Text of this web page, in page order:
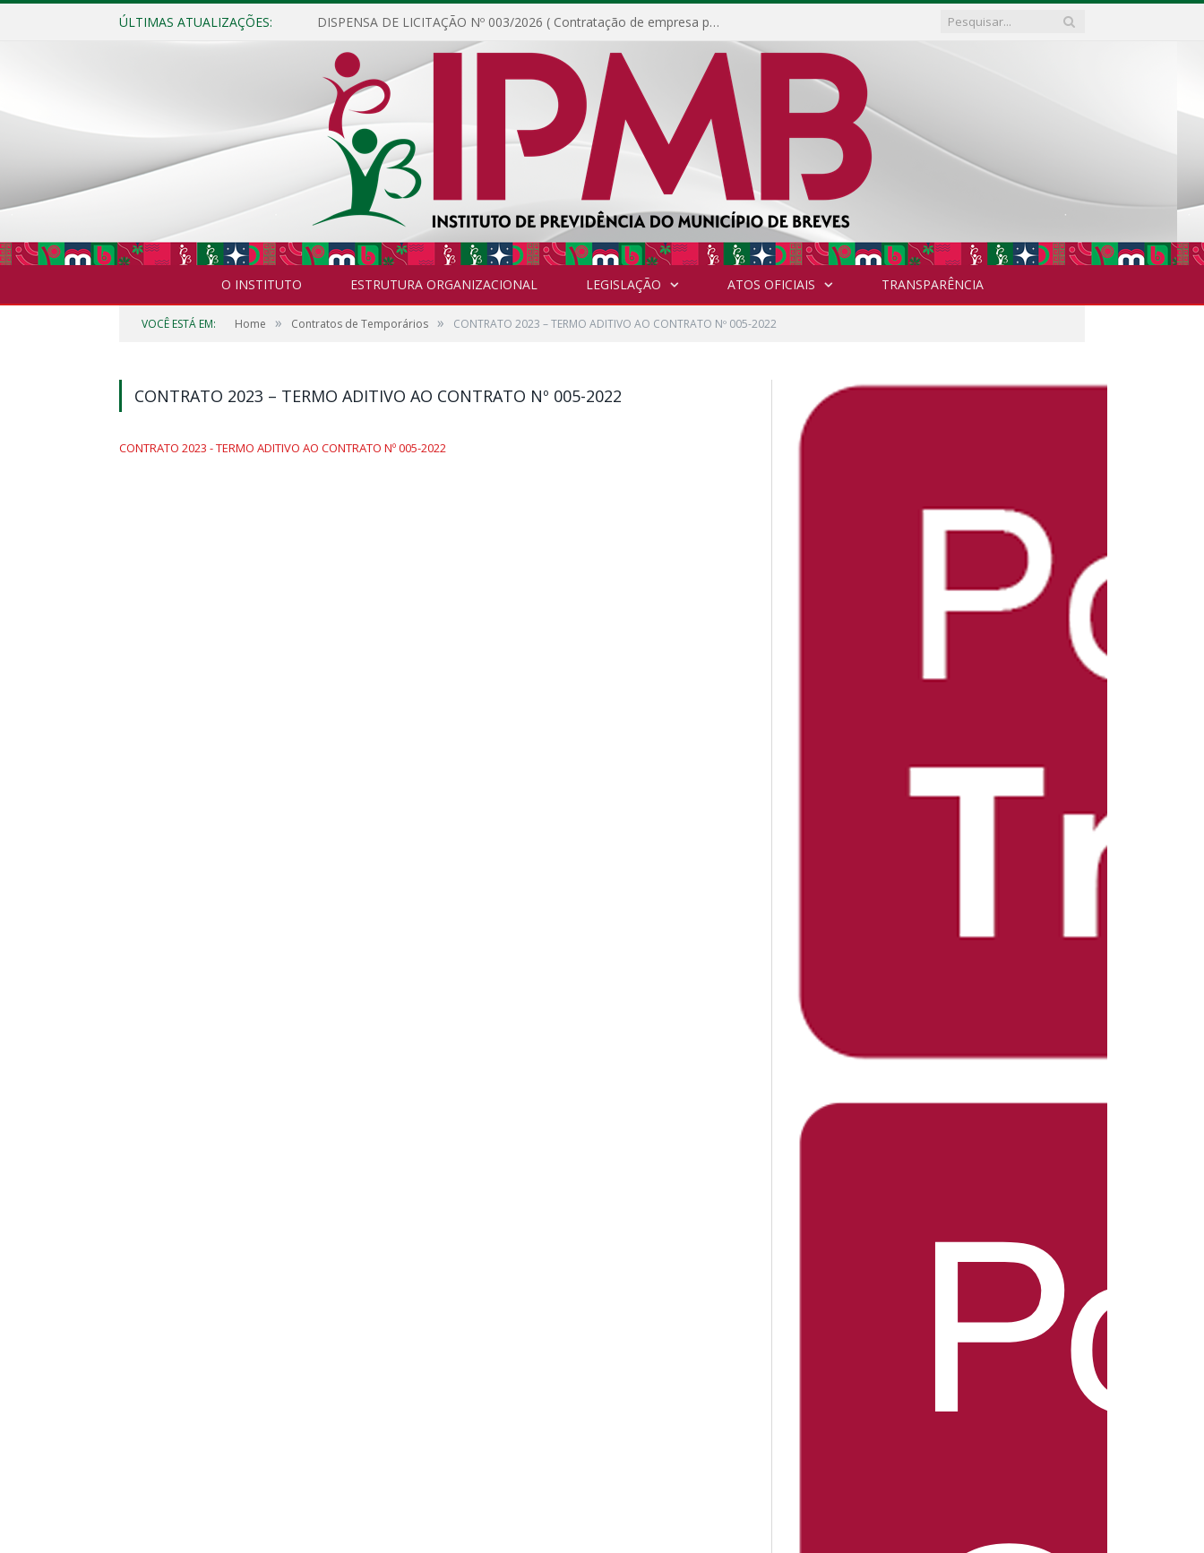
ÚLTIMAS ATUALIZAÇÕES: DISPENSA DE LICITAÇÃO Nº 003/2026 ( Contratação de empresa para fornecimento de gêneros alimentícios não perecíveis, materiais de expediente, descartáveis, copa e cozinha, para análise e posterior publicação.)
O INSTITUTO ESTRUTURA ORGANIZACIONAL LEGISLAÇÃO ATOS OFICIAIS TRANSPARÊNCIA
VOCÊ ESTÁ EM: Home » Contratos de Temporários » CONTRATO 2023 – TERMO ADITIVO AO CONTRATO Nº 005-2022
CONTRATO 2023 – TERMO ADITIVO AO CONTRATO Nº 005-2022
CONTRATO 2023 - TERMO ADITIVO AO CONTRATO Nº 005-2022